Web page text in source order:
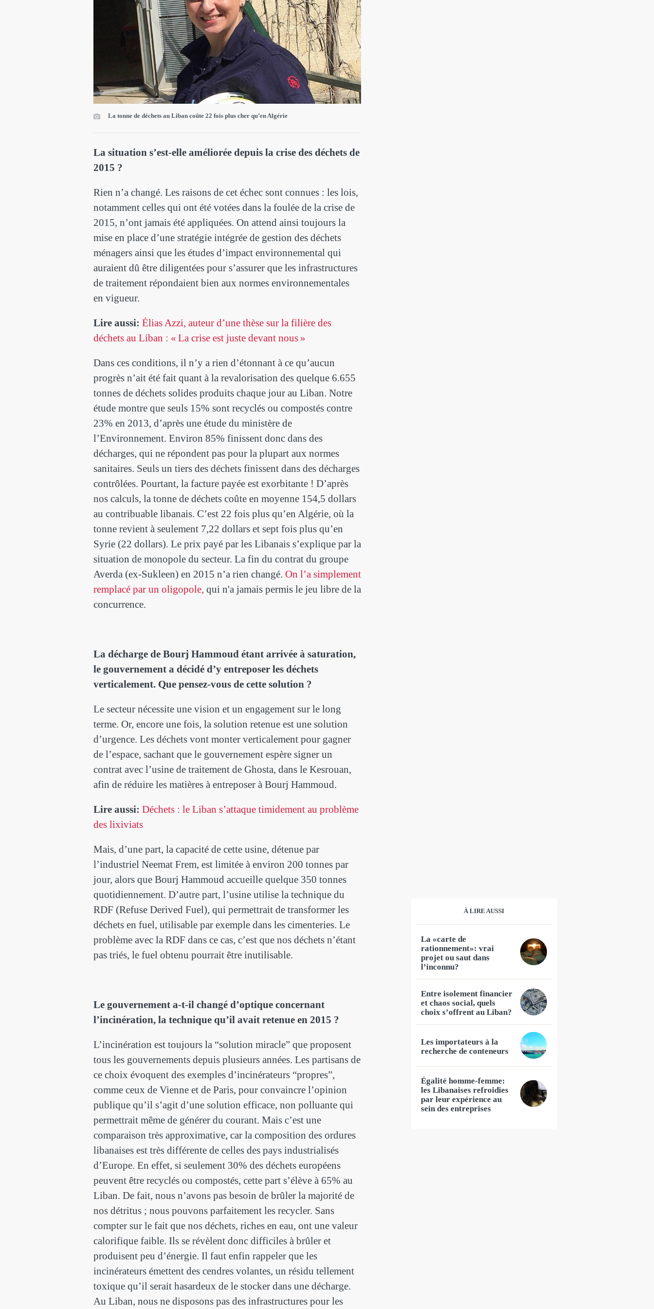
À LIRE AUSSI
La «carte de
rationnement»: vrai
projet ou saut dans
l’inconnu?
Entre isolement financier
et chaos social, quels
choix s’offrent au Liban?
Les importateurs à la
recherche de conteneurs
Égalité homme-femme:
les Libanaises refroidies
par leur expérience au
sein des entreprises
La tonne de déchets au Liban coûte 22 fois plus cher qu’en Algérie
La situation s’est-elle améliorée depuis la crise des déchets de
2015 ?
Rien n’a changé. Les raisons de cet échec sont connues : les lois,
notamment celles qui ont été votées dans la foulée de la crise de
2015, n’ont jamais été appliquées. On attend ainsi toujours la
mise en place d’une stratégie intégrée de gestion des déchets
ménagers ainsi que les études d’impact environnemental qui
auraient dû être diligentées pour s’assurer que les infrastructures
de traitement répondaient bien aux normes environnementales
en vigueur.
Lire aussi: Élias Azzi, auteur d’une thèse sur la filière des
déchets au Liban : « La crise est juste devant nous »
Dans ces conditions, il n’y a rien d’étonnant à ce qu’aucun
progrès n’ait été fait quant à la revalorisation des quelque 6.655
tonnes de déchets solides produits chaque jour au Liban. Notre
étude montre que seuls 15% sont recyclés ou compostés contre
23% en 2013, d’après une étude du ministère de
l’Environnement. Environ 85% finissent donc dans des
décharges, qui ne répondent pas pour la plupart aux normes
sanitaires. Seuls un tiers des déchets finissent dans des décharges
contrôlées. Pourtant, la facture payée est exorbitante ! D’après
nos calculs, la tonne de déchets coûte en moyenne 154,5 dollars
au contribuable libanais. C’est 22 fois plus qu’en Algérie, où la
tonne revient à seulement 7,22 dollars et sept fois plus qu’en
Syrie (22 dollars). Le prix payé par les Libanais s’explique par la
situation de monopole du secteur. La fin du contrat du groupe
Averda (ex-Sukleen) en 2015 n’a rien changé. On l’a simplement
remplacé par un oligopole, qui n'a jamais permis le jeu libre de la
concurrence.
La décharge de Bourj Hammoud étant arrivée à saturation,
le gouvernement a décidé d’y entreposer les déchets
verticalement. Que pensez-vous de cette solution ?
Le secteur nécessite une vision et un engagement sur le long
terme. Or, encore une fois, la solution retenue est une solution
d’urgence. Les déchets vont monter verticalement pour gagner
de l’espace, sachant que le gouvernement espère signer un
contrat avec l’usine de traitement de Ghosta, dans le Kesrouan,
afin de réduire les matières à entreposer à Bourj Hammoud.
Lire aussi: Déchets : le Liban s’attaque timidement au problème
des lixiviats
Mais, d’une part, la capacité de cette usine, détenue par
l’industriel Neemat Frem, est limitée à environ 200 tonnes par
jour, alors que Bourj Hammoud accueille quelque 350 tonnes
quotidiennement. D’autre part, l’usine utilise la technique du
RDF (Refuse Derived Fuel), qui permettrait de transformer les
déchets en fuel, utilisable par exemple dans les cimenteries. Le
problème avec la RDF dans ce cas, c’est que nos déchets n’étant
pas triés, le fuel obtenu pourrait être inutilisable.
Le gouvernement a-t-il changé d’optique concernant
l’incinération, la technique qu’il avait retenue en 2015 ?
L’incinération est toujours la “solution miracle” que proposent
tous les gouvernements depuis plusieurs années. Les partisans de
ce choix évoquent des exemples d’incinérateurs “propres”,
comme ceux de Vienne et de Paris, pour convaincre l’opinion
publique qu’il s’agit d’une solution efficace, non polluante qui
permettrait même de générer du courant. Mais c’est une
comparaison très approximative, car la composition des ordures
libanaises est très différente de celles des pays industrialisés
d’Europe. En effet, si seulement 30% des déchets européens
peuvent être recyclés ou compostés, cette part s’élève à 65% au
Liban. De fait, nous n’avons pas besoin de brûler la majorité de
nos détritus ; nous pouvons parfaitement les recycler. Sans
compter sur le fait que nos déchets, riches en eau, ont une valeur
calorifique faible. Ils se révèlent donc difficiles à brûler et
produisent peu d’énergie. Il faut enfin rappeler que les
incinérateurs émettent des cendres volantes, un résidu tellement
toxique qu’il serait hasardeux de le stocker dans une décharge.
Au Liban, nous ne disposons pas des infrastructures pour les